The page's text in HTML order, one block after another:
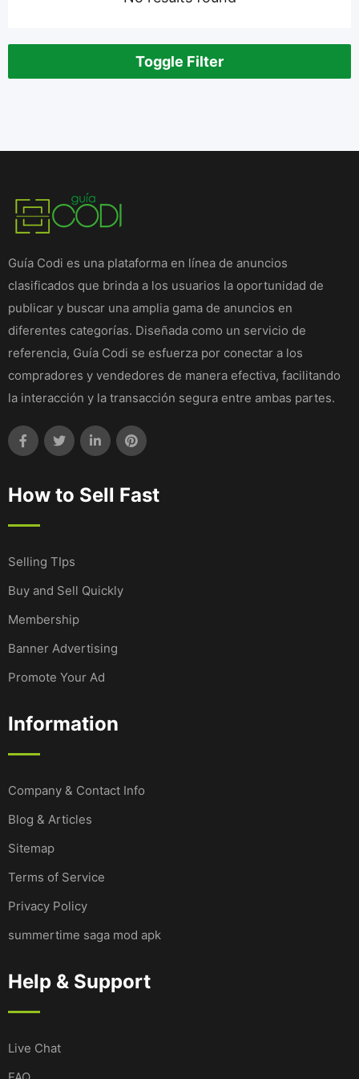
Toggle Filter
Guía Codi es una plataforma en línea de anuncios
clasificados que brinda a los usuarios la oportunidad de
publicar y buscar una amplia gama de anuncios en
diferentes categorías. Diseñada como un servicio de
referencia, Guía Codi se esfuerza por conectar a los
compradores y vendedores de manera efectiva, facilitando
la interacción y la transacción segura entre ambas partes.
How to Sell Fast
Selling TIps
Buy and Sell Quickly
Membership
Banner Advertising
Promote Your Ad
Information
Company & Contact Info
Blog & Articles
Sitemap
Terms of Service
Privacy Policy
summertime saga mod apk
Help & Support
Live Chat